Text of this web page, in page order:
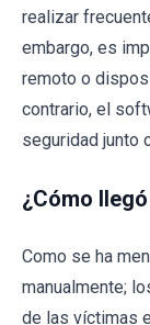
realizar
embargo, es
remoto o
contrario, el
seguridad junto
¿Cómo
Como se ha
manualmente;
de las víctimas